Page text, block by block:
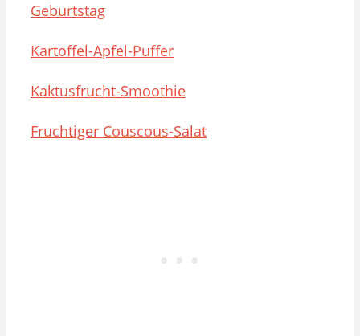
Geburtstag
Kartoffel-Apfel-Puffer
Kaktusfrucht-Smoothie
Fruchtiger Couscous-Salat